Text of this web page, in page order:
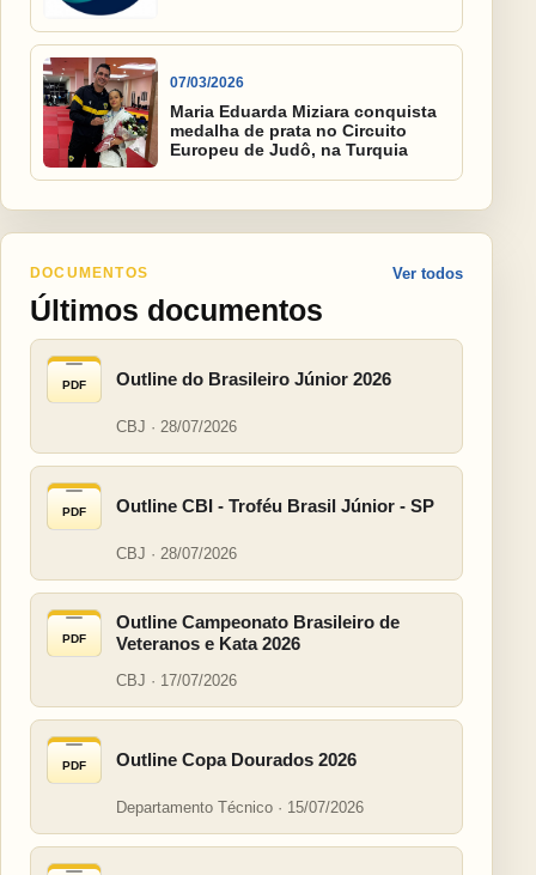
07/03/2026
Maria Eduarda Miziara conquista
medalha de prata no Circuito
Europeu de Judô, na Turquia
DOCUMENTOS
Últimos documentos
Ver todos
PDF Outline do Brasileiro Júnior 2026
CBJ · 28/07/2026
PDF Outline CBI - Troféu Brasil Júnior - SP
CBJ · 28/07/2026
PDF
Outline Campeonato Brasileiro de
Veteranos e Kata 2026
CBJ · 17/07/2026
PDF Outline Copa Dourados 2026
Departamento Técnico · 15/07/2026